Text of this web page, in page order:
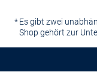
Es gibt zwei
Shop gehört zur